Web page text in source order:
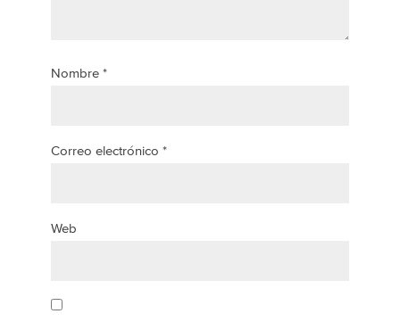
Nombre *
Correo electrónico *
Web